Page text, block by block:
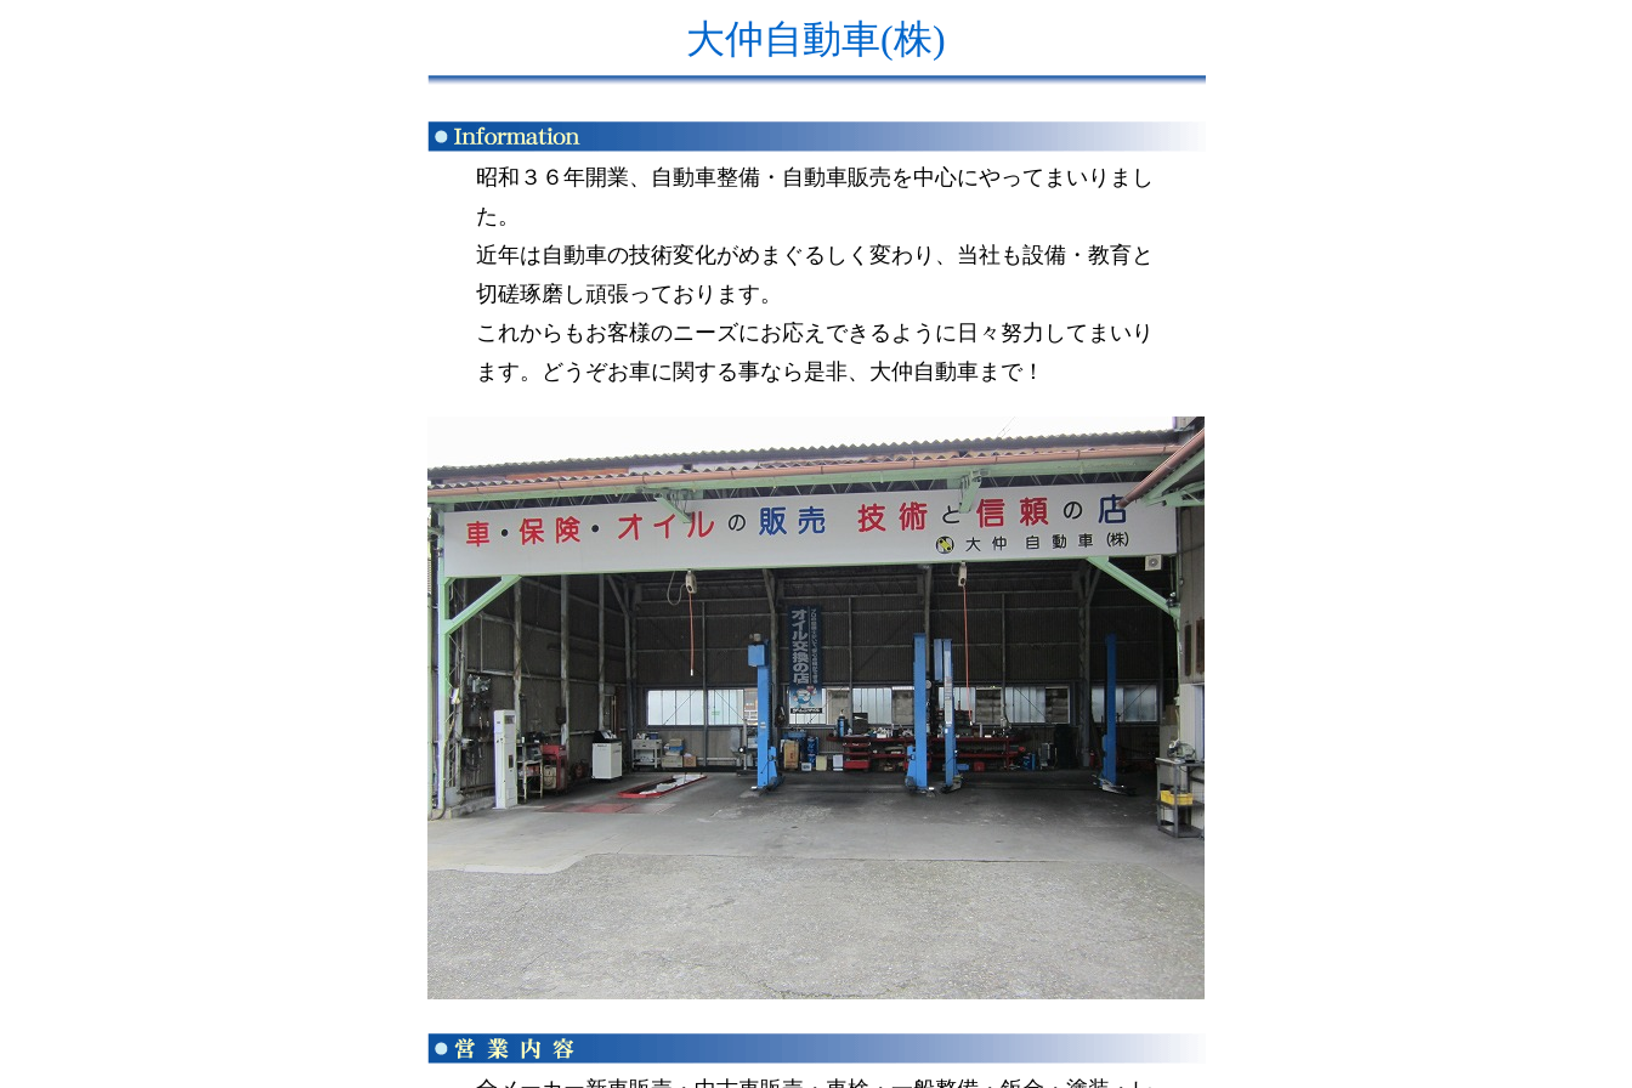
大仲自動車(株)
昭和３６年開業、自動車整備・自動車販売を中心にやってまいりまし
た。
近年は自動車の技術変化がめまぐるしく変わり、当社も設備・教育と
切磋琢磨し頑張っております。
これからもお客様のニーズにお応えできるように日々努力してまいり
ます。どうぞお車に関する事なら是非、大仲自動車まで！